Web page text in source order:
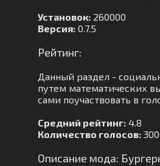
Установок: 260000
Версия: 0.7.5
Рейтинг:
Данный раздел -
путем математических
сами поучаствовать в
Средний рейтинг: 4.8
Количество голосов:
Описание мода: